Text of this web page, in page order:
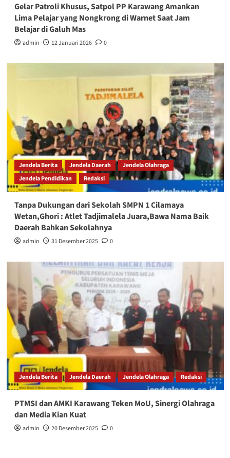
Gelar Patroli Khusus, Satpol PP Karawang Amankan
Lima Pelajar yang Nongkrong di Warnet Saat Jam
Belajar di Galuh Mas
admin 12 Januari 2026 0
Jendela Berita Jendela Daerah
Jendela Olahraga
Jendela Pendidikan
Redaksi
Tanpa Dukungan dari Sekolah SMPN 1 Cilamaya
Wetan,Ghori : Atlet Tadjimalela Juara,Bawa Nama Baik
Daerah Bahkan Sekolahnya
admin 31 Desember 2025 0
Jendela Berita Jendela Daerah Jendela Olahraga Redaksi
PTMSI dan AMKI Karawang Teken MoU, Sinergi Olahraga
dan Media Kian Kuat
admin 20 Desember 2025 0